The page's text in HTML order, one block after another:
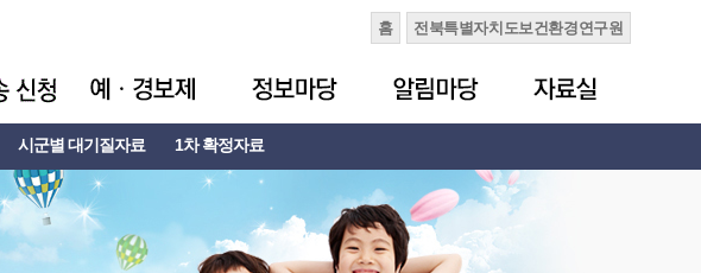
홈 전북특별자치도보건환경연구원
시군별 대기질자료 1차 확정자료